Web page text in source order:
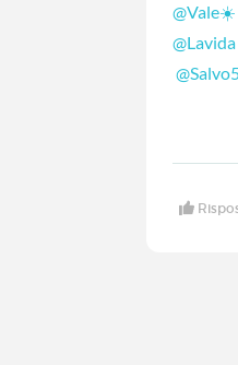
@Vale☀️
@Lavida